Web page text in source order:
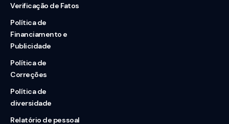
Verificação de Fatos
Política de
Financiamento e
Publicidade
Política de
Correções
Política de
diversidade
Relatório de pessoal